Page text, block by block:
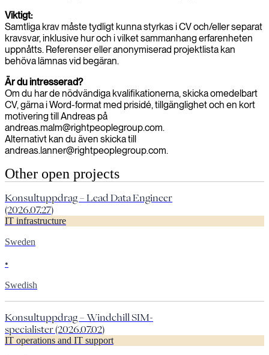
Viktigt:
Samtliga krav måste tydligt kunna styrkas i CV och/eller separat
kravsvar, inklusive hur och i vilket sammanhang erfarenheten
uppnåtts. Referenser eller anonymiserad projektlista kan
behöva lämnas vid begäran.
Är du intresserad?
Om du har de nödvändiga kvalifikationerna, skicka omedelbart
CV, gärna i Word-format med prisidé, tillgänglighet och en kort
motivering till Andreas på
andreas.malm@rightpeoplegroup.com.
Alternativt kan du även skicka till
andreas.lanner@rightpeoplegroup.com.
Other open projects
Konsultuppdrag – Lead Data Engineer
(2026.07.27)
IT infrastructure
Sweden
•
Swedish
Konsultuppdrag – Windchill SIM-
specialister (2026.07.02)
IT operations and IT support